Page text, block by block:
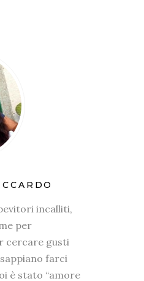
incalliti,
per
cercare gusti
farci
è stato “amore